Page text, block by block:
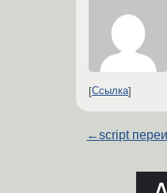
Ссылка
←script